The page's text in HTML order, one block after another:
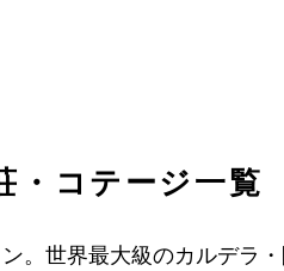
・コテージ一覧
。世界最大級のカルデラ